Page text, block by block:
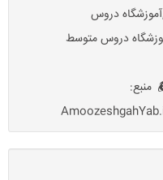
دروس
دروس متوسط
منبع: